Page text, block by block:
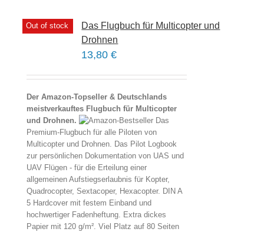
Out of stock
Das Flugbuch für Multicopter und
Drohnen
13,80€
Der Amazon-Topseller & Deutschlands
meistverkauftes Flugbuch für Multicopter
und Drohnen.
Das
Premium-Flugbuch für alle Piloten von
Multicopter und Drohnen. Das Pilot Logbook
zur persönlichen Dokumentation von UAS und
UAV Flügen - für die Erteilung einer
allgemeinen Aufstiegserlaubnis für Kopter,
Quadrocopter, Sextacoper, Hexacopter. DIN A
5 Hardcover mit festem Einband und
hochwertiger Fadenheftung. Extra dickes
Papier mit 120 g/m². Viel Platz auf 80 Seiten